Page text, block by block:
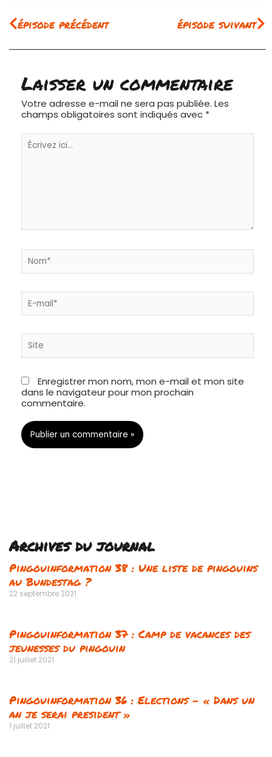
épisode précédent épisode suivant
Laisser un commentaire
Votre adresse e-mail ne sera pas publiée. Les
champs obligatoires sont indiqués avec *
Écrivez
ici…
Nom*
E-
mail*
Site
Enregistrer mon nom, mon e-mail et mon site
dans le navigateur pour mon prochain
commentaire.
Archives du journal
Pingouinformation 38 : Une liste de pingouins
au Bundestag ?
22 septembre 2021
Pingouinformation 37 : Camp de vacances des
jeunesses du pingouin
21 juillet 2021
Pingouinformation 36 : Elections – « Dans un
an je serai president »
1 juillet 2021